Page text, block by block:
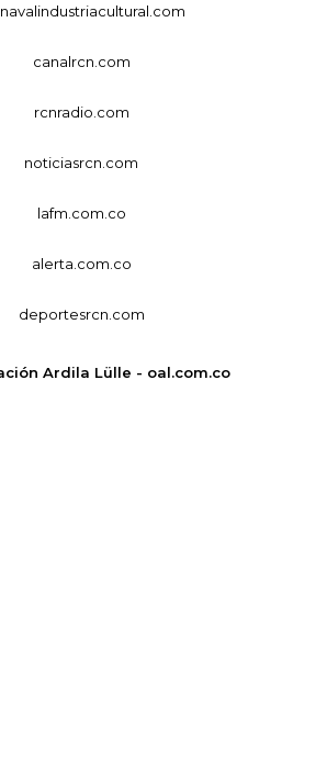
canalrcn.com
rcnradio.com
noticiasrcn.com
lafm.com.co
alerta.com.co
deportesrcn.com
Ardila Lülle - oal.com.co